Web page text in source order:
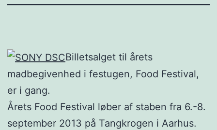
Billetsalget til årets
madbegivenhed i festugen, Food Festival,
er i gang.
Årets Food Festival løber af staben fra 6.-8.
september 2013 på Tangkrogen i Aarhus.